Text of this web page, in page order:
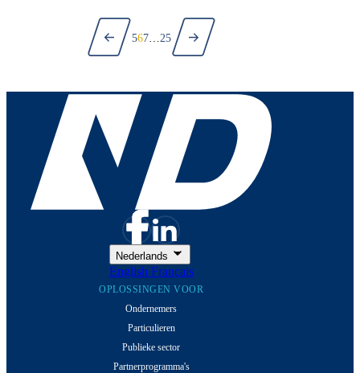
Paginering
Vorige
567… 25
Volgende
Nederlands
English Français
OPLOSSINGEN VOOR
Ondernemers
Particulieren
Publieke sector
Partnerprogramma's